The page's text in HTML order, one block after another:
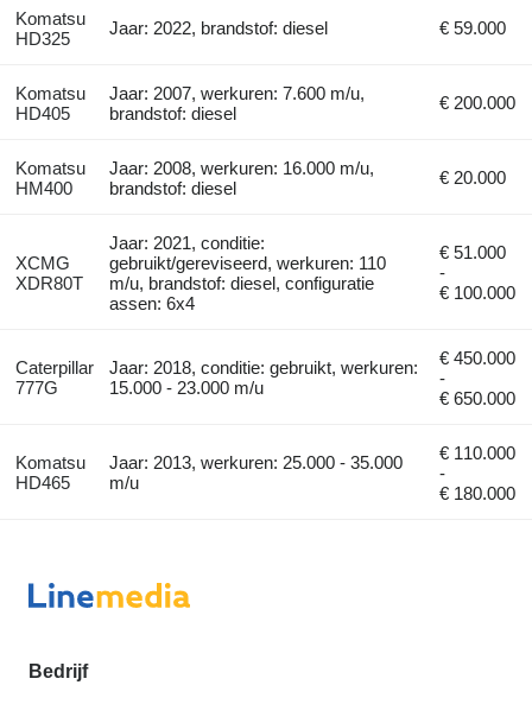
Komatsu
HD325
Jaar: 2022, brandstof: diesel € 59.000
Komatsu
HD405
Jaar: 2007, werkuren: 7.600 m/u,
brandstof: diesel
€ 200.000
Komatsu
HM400
Jaar: 2008, werkuren: 16.000 m/u,
brandstof: diesel
€ 20.000
XCMG
XDR80T
Jaar: 2021, conditie:
gebruikt/gereviseerd, werkuren: 110
m/u, brandstof: diesel, configuratie
assen: 6x4
€ 51.000
-
€ 100.000
Caterpillar
777G
Jaar: 2018, conditie: gebruikt, werkuren:
15.000 - 23.000 m/u
€ 450.000
-
€ 650.000
Komatsu
HD465
Jaar: 2013, werkuren: 25.000 - 35.000
m/u
€ 110.000
-
€ 180.000
Bedrijf